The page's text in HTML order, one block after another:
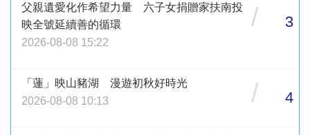
父親遺愛化作希望力量 六子女捐贈家扶南投
映全號延續善的循環
2026-08-08 15:22
/ 3
「蓮」映山豬湖 漫遊初秋好時光
2026-08-08 10:13
/ 4